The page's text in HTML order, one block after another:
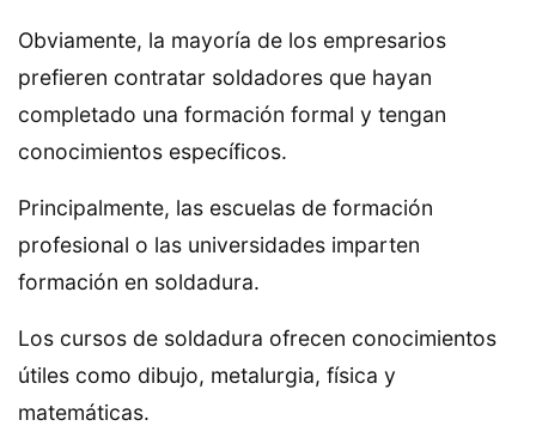
Obviamente, la mayoría de los empresarios
prefieren contratar soldadores que hayan
completado una formación formal y tengan
conocimientos específicos.
Principalmente, las escuelas de formación
profesional o las universidades imparten
formación en soldadura.
Los cursos de soldadura ofrecen conocimientos
útiles como dibujo, metalurgia, física y
matemáticas.